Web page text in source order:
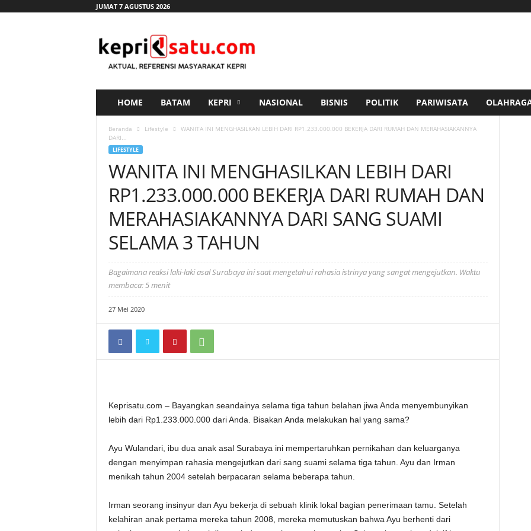
JUMAT 7 AGUSTUS 2026
HOME BATAM KEPRI NASIONAL BISNIS POLITIK PARIWISATA
Beranda Lifestyle
WANITA INI MENGHASILKAN LEBIH DARI RP1.233.000.000 BEKERJA DARI RUMAH DAN MERAHASIAKANNYA
DARI...
LIFESTYLE
WANITA INI MENGHASILKAN LEBIH DARI
RP1.233.000.000 BEKERJA DARI RUMAH DAN
MERAHASIAKANNYA DARI SANG SUAMI
SELAMA 3 TAHUN
Bagaimana reaksi laki-laki asal Surabaya ini saat mengetahui rahasia istrinya yang sangat mengejutkan. Waktu
membaca: 5 menit
27 Mei 2020
Keprisatu.com – Bayangkan seandainya selama tiga tahun belahan jiwa Anda menyembunyikan
lebih dari Rp1.233.000.000 dari Anda. Bisakan Anda melakukan hal yang sama?
Ayu Wulandari, ibu dua anak asal Surabaya ini mempertaruhkan pernikahan dan keluarganya
dengan menyimpan rahasia mengejutkan dari sang suami selama tiga tahun. Ayu dan Irman
menikah tahun 2004 setelah berpacaran selama beberapa tahun.
Irman seorang insinyur dan Ayu bekerja di sebuah klinik lokal bagian penerimaan tamu. Setelah
kelahiran anak pertama mereka tahun 2008, mereka memutuskan bahwa Ayu berhenti dari